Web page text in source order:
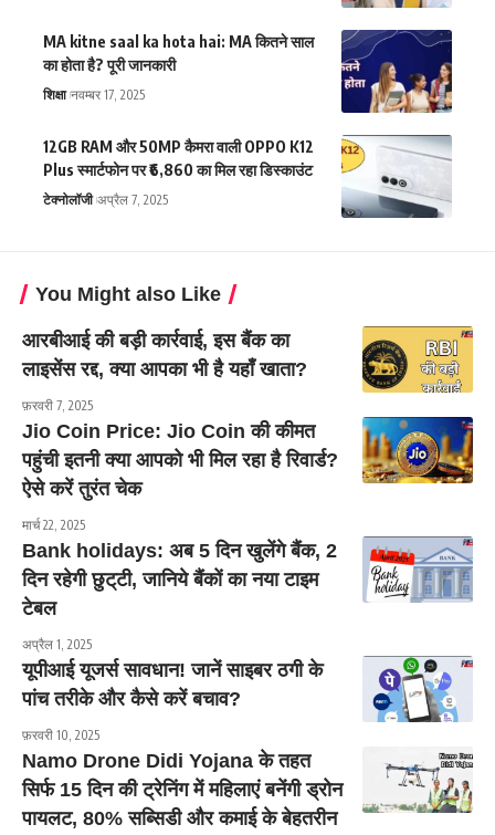
MA kitne saal ka hota hai: MA कितने साल
का होता है? पूरी जानकारी
शिक्षा नवम्बर 17, 2025
12GB RAM और 50MP कैमरा वाली OPPO K12
Plus स्मार्टफोन पर ₹6,860 का मिल रहा डिस्काउंट
टेक्नोलॉजी अप्रैल 7, 2025
You Might also Like
आरबीआई की बड़ी कार्रवाई, इस बैंक का
लाइसेंस रद्द, क्या आपका भी है यहाँ खाता?
फ़रवरी 7, 2025
Jio Coin Price: Jio Coin की कीमत
पहुंची इतनी क्या आपको भी मिल रहा है रिवार्ड?
ऐसे करें तुरंत चेक
मार्च 22, 2025
Bank holidays: अब 5 दिन खुलेंगे बैंक, 2
दिन रहेगी छुट्‌टी, जानिये बैंकों का नया टाइम
टेबल
अप्रैल 1, 2025
यूपीआई यूजर्स सावधान! जानें साइबर ठगी के
पांच तरीके और कैसे करें बचाव?
फ़रवरी 10, 2025
Namo Drone Didi Yojana के तहत
सिर्फ 15 दिन की ट्रेनिंग में महिलाएं बनेंगी ड्रोन
पायलट, 80% सब्सिडी और कमाई के बेहतरीन